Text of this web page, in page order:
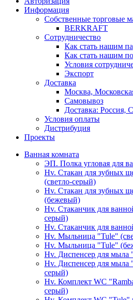
Информация
Собственные торговые
BERKRAFT
Сотрудничество
Как стать нашим
Как стать нашим
Условия
Экспорт
Доставка
Москва,
Самовывоз
Доставка: Россия,
Условия оплаты
Дистрибуция
Проекты
Ванная комната
ЭП. Полка угловая для
Hv. Стакан для зубных
(светло-серый)
Hv. Стакан для зубных
(бежевый)
Hv. Стаканчик для
серый)
Hv. Стаканчик для
Hv. Мыльница "Tule"
Hv. Мыльница "Tule"
Hv. Диспенсер для
Hv. Диспенсер для мыла
серый)
Hv. Комплект WC
серый)